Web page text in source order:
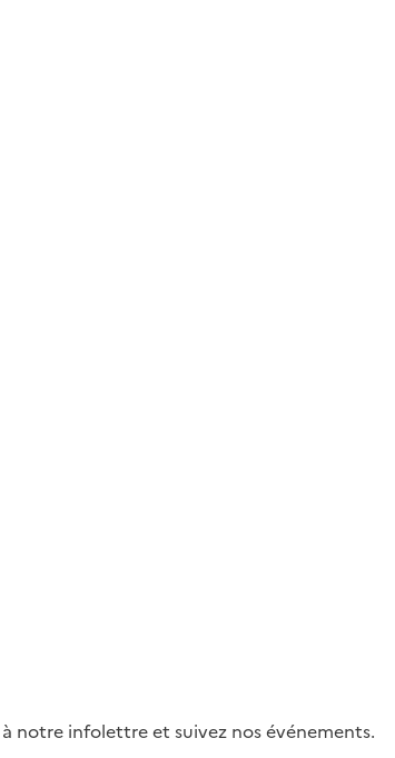
notre infolettre et suivez nos événements.